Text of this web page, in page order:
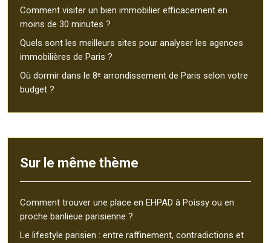
Comment visiter un bien immobilier efficacement en
moins de 30 minutes ?
Quels sont les meilleurs sites pour analyser les agences
immobilières de Paris ?
Où dormir dans le 8ᵉ arrondissement de Paris selon votre
budget ?
Sur le même thème
Comment trouver une place en EHPAD à Poissy ou en
proche banlieue parisienne ?
Le lifestyle parisien : entre raffinement, contradictions et